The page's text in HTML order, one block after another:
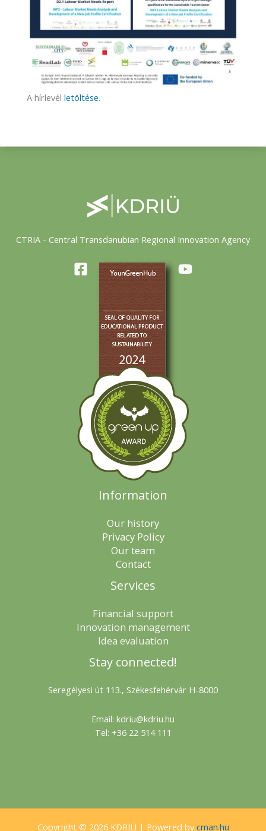
A hírlevél letöltése.
CTRIA - Central Transdanubian Regional Innovation Agency
Information
Our history
Privacy Policy
Our team
Contact
Services
Financial support
Innovation management
Idea evaluation
Stay connected!
Seregélyesi út 113., Székesfehérvár H-8000
Email: kdriu@kdriu.hu
Tel: +36 22 514 111
Copyright © 2026 KDRIÜ | Powered by cman.hu